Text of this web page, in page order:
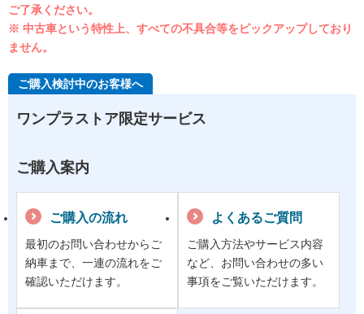
ご了承ください。
※ 中古車という特性上、すべての不具合等をピックアップしており
ません。
ご購入検討中のお客様へ
ワンプラストア限定サービス
ご購入案内
ご購入の流れ
最初のお問い合わせからご
納車まで、一連の流れをご
確認いただけます。
よくあるご質問
ご購入方法やサービス内容
など、お問い合わせの多い
事項をご覧いただけます。